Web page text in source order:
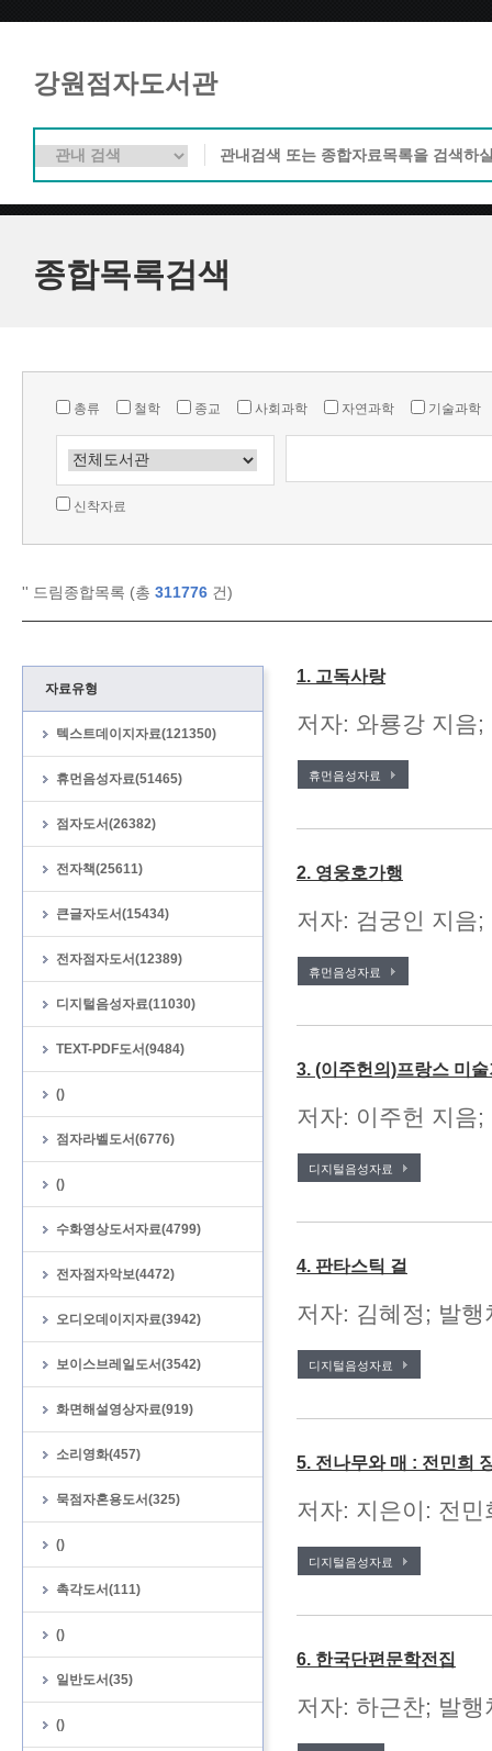
강원점자도서관
종합목록검색
총류 철학 종교 사회과학 자연과학 기술과학
신착자료
'' 드림종합목록 (총 311776 건)
자료유형
텍스트데이지자료(121350)
휴먼음성자료(51465)
점자도서(26382)
전자책(25611)
큰글자도서(15434)
전자점자도서(12389)
디지털음성자료(11030)
TEXT-PDF도서(9484)
()
점자라벨도서(6776)
()
수화영상도서자료(4799)
전자점자악보(4472)
오디오데이지자료(3942)
보이스브레일도서(3542)
화면해설영상자료(919)
소리영화(457)
묵점자혼용도서(325)
()
촉각도서(111)
()
일반도서(35)
()
1. 고독사랑
저자: 와룡강 지음
휴먼음성자료
2. 영웅호가행
저자: 검궁인 지음
휴먼음성자료
3. (이주헌의)프랑스 미
저자: 이주헌 지음
디지털음성자료
4. 판타스틱 걸
저자: 김혜정; 발
디지털음성자료
5. 전나무와 매 : 전민희
저자: 지은이: 전
디지털음성자료
6. 한국단편문학전집
저자: 하근찬; 발